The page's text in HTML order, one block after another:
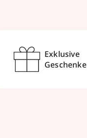
Exklusive
Geschenke